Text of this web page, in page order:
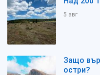
5 авг
Защо
остри?